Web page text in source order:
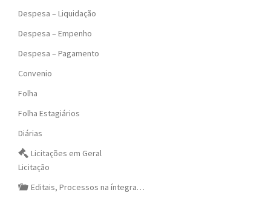
Despesa – Liquidação
Despesa – Empenho
Despesa – Pagamento
Convenio
Folha
Folha Estagiários
Diárias
Licitações em Geral
Licitação
Editais, Processos na íntegra…